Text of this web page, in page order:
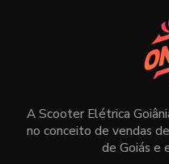
A Scooter Elétrica
no conceito de vendas
de Goiás e